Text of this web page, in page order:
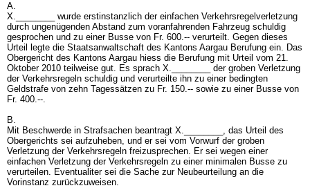
A.
X.________ wurde erstinstanzlich der einfachen Verkehrsregelverletzung
durch ungenügenden Abstand zum voranfahrenden Fahrzeug schuldig
gesprochen und zu einer Busse von Fr. 600.-- verurteilt. Gegen dieses
Urteil legte die Staatsanwaltschaft des Kantons Aargau Berufung ein. Das
Obergericht des Kantons Aargau hiess die Berufung mit Urteil vom 21.
Oktober 2010 teilweise gut. Es sprach X.________ der groben Verletzung
der Verkehrsregeln schuldig und verurteilte ihn zu einer bedingten
Geldstrafe von zehn Tagessätzen zu Fr. 150.-- sowie zu einer Busse von
Fr. 400.--.
B.
Mit Beschwerde in Strafsachen beantragt X.________, das Urteil des
Obergerichts sei aufzuheben, und er sei vom Vorwurf der groben
Verletzung der Verkehrsregeln freizusprechen. Er sei wegen einer
einfachen Verletzung der Verkehrsregeln zu einer minimalen Busse zu
verurteilen. Eventualiter sei die Sache zur Neubeurteilung an die
Vorinstanz zurückzuweisen.